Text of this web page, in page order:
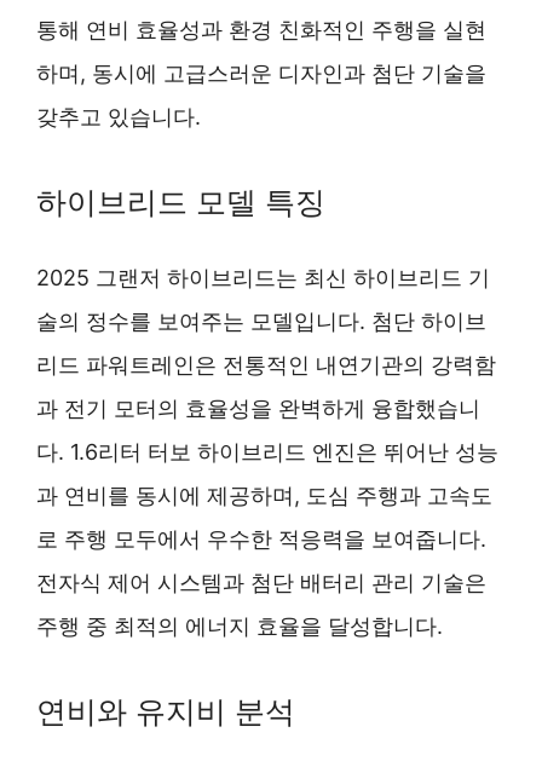
통해 연비 효율성과 환경 친화적인 주행을 실현
하며, 동시에 고급스러운 디자인과 첨단 기술을
갖추고 있습니다.
하이브리드 모델 특징
2025 그랜저 하이브리드는 최신 하이브리드 기
술의 정수를 보여주는 모델입니다. 첨단 하이브
리드 파워트레인은 전통적인 내연기관의 강력함
과 전기 모터의 효율성을 완벽하게 융합했습니
다. 1.6리터 터보 하이브리드 엔진은 뛰어난 성능
과 연비를 동시에 제공하며, 도심 주행과 고속도
로 주행 모두에서 우수한 적응력을 보여줍니다.
전자식 제어 시스템과 첨단 배터리 관리 기술은
주행 중 최적의 에너지 효율을 달성합니다.
연비와 유지비 분석